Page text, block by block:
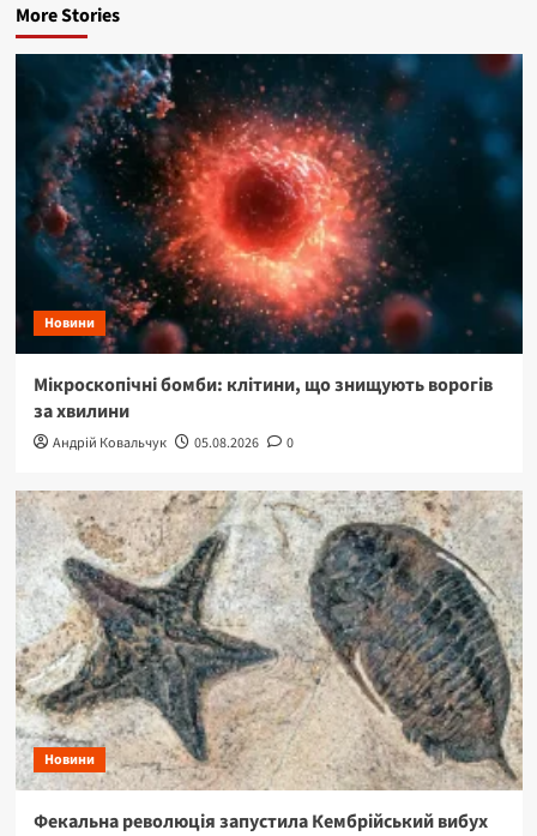
More Stories
Новини
Мікроскопічні бомби: клітини, що знищують ворогів
за хвилини
Андрій Ковальчук 05.08.2026 0
Новини
Фекальна революція запустила Кембрійський вибух